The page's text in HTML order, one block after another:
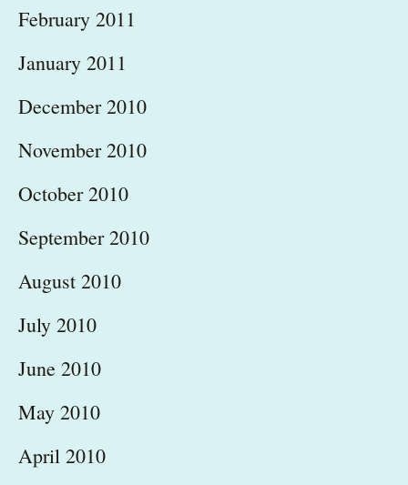
February 2011
January 2011
December 2010
November 2010
October 2010
September 2010
August 2010
July 2010
June 2010
May 2010
April 2010